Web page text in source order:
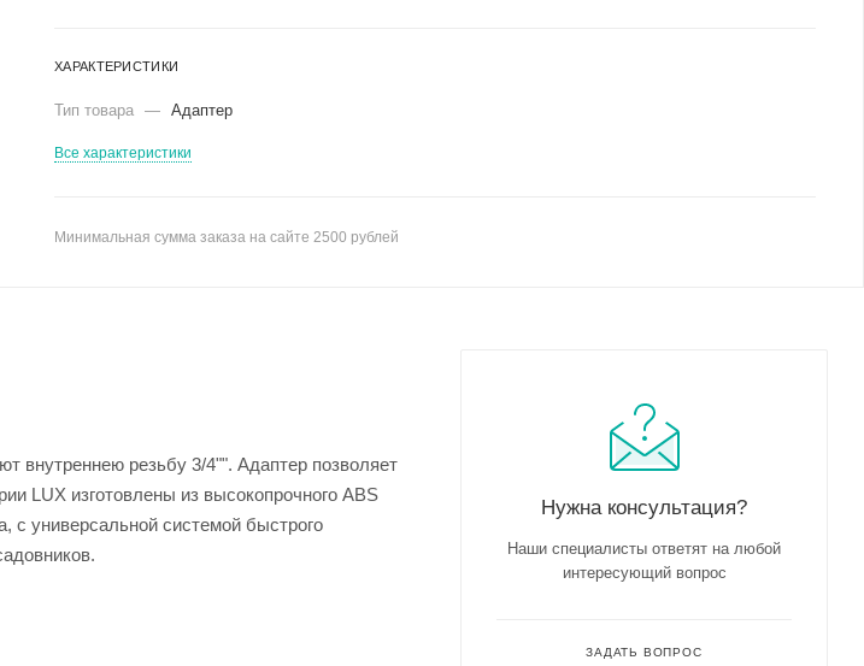
ХАРАКТЕРИСТИКИ
Тип товара — Адаптер
Все характеристики
Минимальная сумма заказа на сайте 2500 рублей
внутреннею резьбу 3/4"". Адаптер позволяет
LUX изготовлены из высокопрочного ABS
с универсальной системой быстрого
Нужна консультация?
Наши специалисты ответят на любой
интересующий вопрос
ЗАДАТЬ ВОПРОС